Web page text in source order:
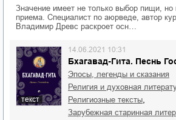
Значение имеет не только выбор пищи, но
приема. Специалист по аюрведе, автор
Владимир Древс раскроет осн…
текст
Бхагавад-Гита. Песнь
14.06.2021 10:31
Эпосы, легенды и сказания
религия и духовная
религиозные тексты
зарубежная старинная